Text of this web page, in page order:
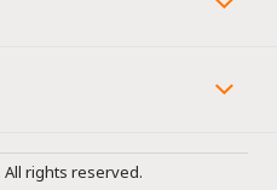
rights reserved.